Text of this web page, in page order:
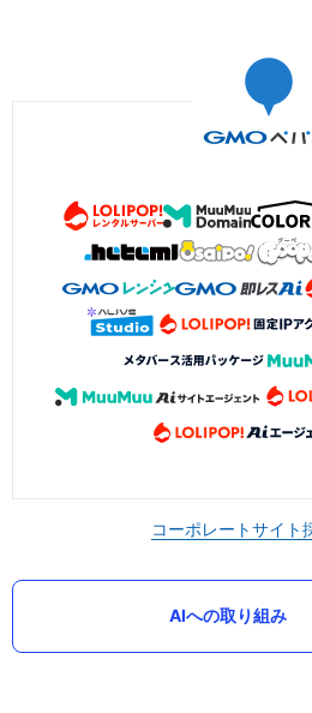
コーポレートサイト
AIへの取り組み